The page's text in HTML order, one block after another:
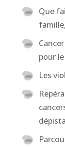
Que
pour
Les